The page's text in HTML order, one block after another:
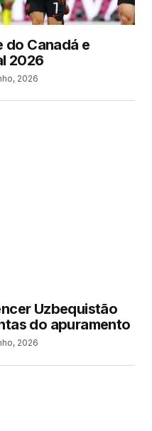
do Canadá e
2026
2026
Uzbequistão
do apuramento
2026